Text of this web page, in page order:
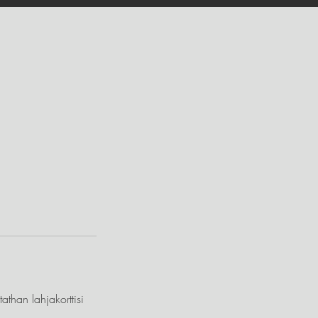
lahjakorttisi